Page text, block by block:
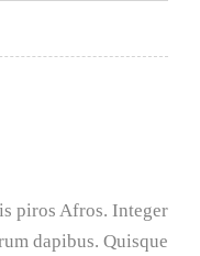
piros Afros. Integer
dapibus. Quisque